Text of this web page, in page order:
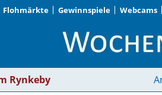
Flohmärkte Gewinnspiele Webcams
Rynkeby